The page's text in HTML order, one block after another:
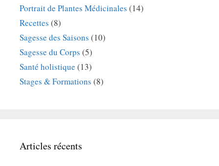
Portrait de Plantes Médicinales (14)
Recettes (8)
Sagesse des Saisons (10)
Sagesse du Corps (5)
Santé holistique (13)
Stages & Formations (8)
Articles récents